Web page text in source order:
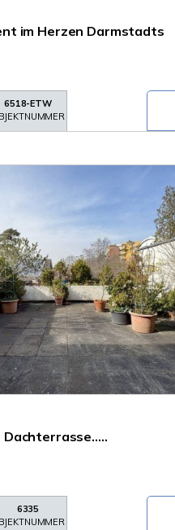
im Herzen Darmstadts
6518-ETW
Dachterrasse.....
6335